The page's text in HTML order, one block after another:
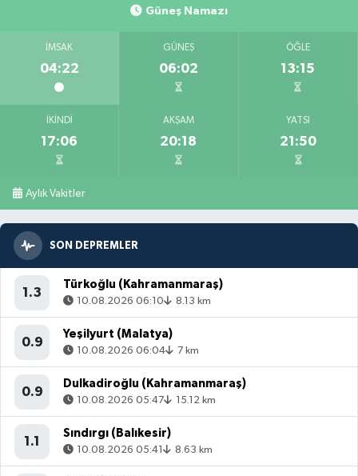
Güneş Namazı
İMSAK
04:22
GÜNEŞ
06:02
ÖĞLE
13:15
İKINDI
17:06
AKŞAM
20:18
YATSI
21:50
Aylık Vakitler
SON DEPREMLER
1.3
Türkoğlu (Kahramanmaraş)
10.08.2026 06:10 8.13 km
0.9
Yeşilyurt (Malatya)
10.08.2026 06:04 7 km
0.9
Dulkadiroğlu (Kahramanmaraş)
10.08.2026 05:47 15.12 km
1.1
Sındırgı (Balıkesir)
10.08.2026 05:41 8.63 km